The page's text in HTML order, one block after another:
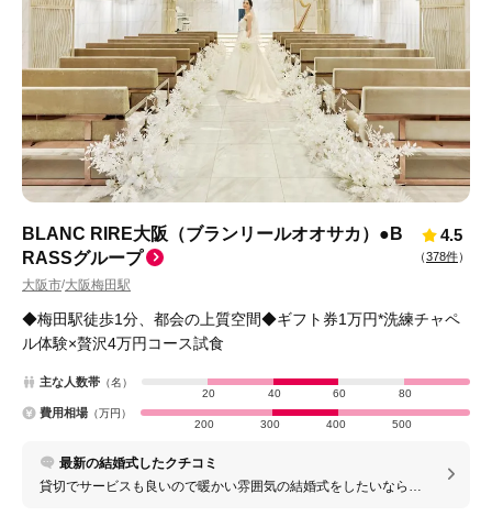
BLANC RIRE大阪（ブランリールオオサカ）●B
RASSグループ
大阪市/大阪梅田駅
4.5
（378件）
◆梅田駅徒歩1分、都会の上質空間◆ギフト券1万円*洗練チャペ
ル体験×贅沢4万円コース試食
主な人数帯 （名）
20
40 60 80
費用相場 （万円）
200
300 400 500
最新の結婚式したクチコミ
貸切でサービスも良いので暖かい雰囲気の結婚式をしたいならオ